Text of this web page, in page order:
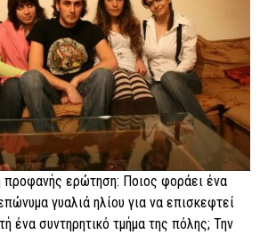
προφανής ερώτηση: Ποιος φοράει ένα
γυαλιά ηλίου για να επισκεφτεί
ένα συντηρητικό τμήμα της πόλης; Την